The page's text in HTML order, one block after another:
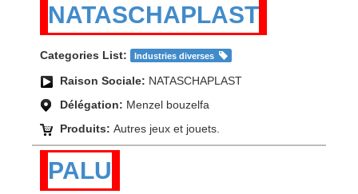
NATASCHAPLAST
Categories List: Industries diverses
Raison Sociale: NATASCHAPLAST
Délégation: Menzel bouzelfa
Produits: Autres jeux et jouets.
PALU